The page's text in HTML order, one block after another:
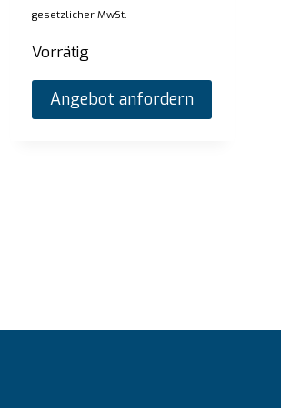
gesetzlicher MwSt.
Vorrätig
Angebot anfordern